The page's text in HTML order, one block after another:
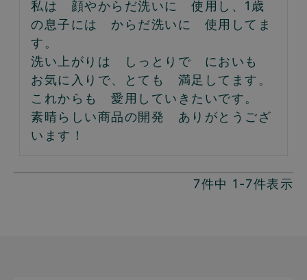
私は　顔やからだ洗いに　使用し、1歳
の息子には　からだ洗いに　使用してま
す。
洗い上がりは　しっとりで　においも
お気に入りで、とても　満足してます。
これからも　愛用していきたいです。
素晴らしい商品の開発　ありがとうござ
います！
7件中 1 -7件表示